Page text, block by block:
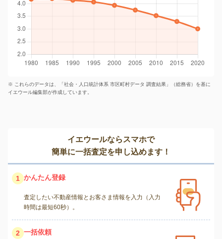
※ これらのデータは、「社会・人口統計体系 市区町村データ 調査結果」（総務省）を基に
イエウール編集部が作成しています。
イエウールならスマホで
簡単に一括査定を申し込めます！
1 かんたん登録
査定したい不動産情報とお客さま情報を入力（入力
時間は最短60秒）。
2 一括依頼